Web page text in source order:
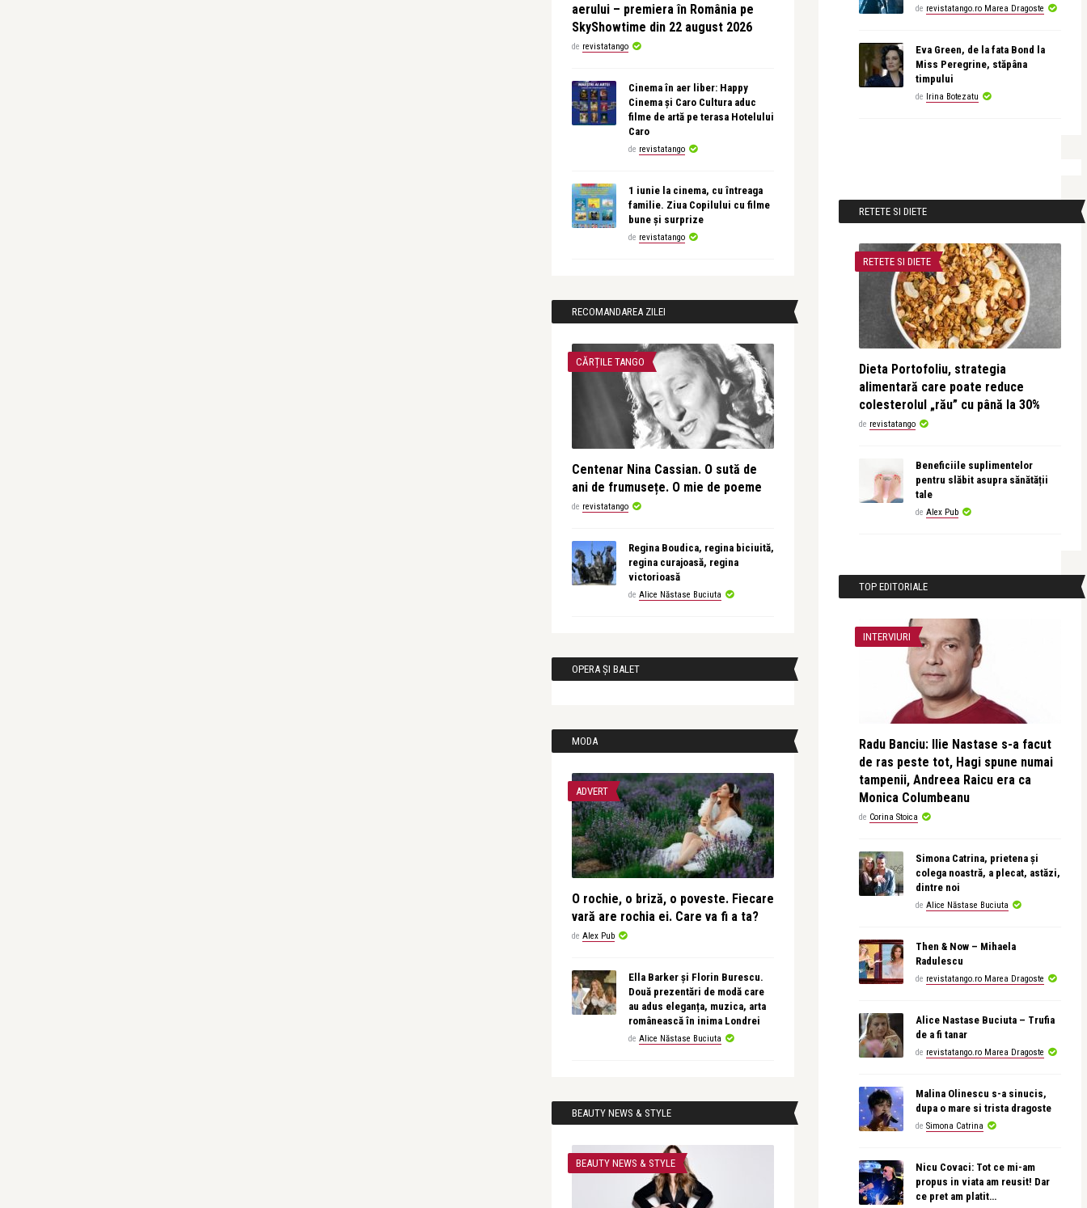
aerului – premiera în România pe
SkyShowtime din 22 august 2026
de revistatango
Cinema în aer liber: Happy
Cinema și Caro Cultura aduc
filme de artă pe terasa Hotelului
Caro
de revistatango
1 iunie la cinema, cu întreaga
familie. Ziua Copilului cu filme
bune și surprize
de revistatango
RECOMANDAREA ZILEI
CĂRȚILE TANGO
Centenar Nina Cassian. O sută de
ani de frumusețe. O mie de poeme
de revistatango
Regina Boudica, regina biciuită,
regina curajoasă, regina
victorioasă
de Alice Năstase Buciuta
OPERA ȘI BALET
MODA
ADVERT
O rochie, o briză, o poveste. Fiecare
vară are rochia ei. Care va fi a ta?
de Alex Pub
Ella Barker și Florin Burescu.
Două prezentări de modă care
au adus eleganța, muzica, arta
românească în inima Londrei
de Alice Năstase Buciuta
BEAUTY NEWS & STYLE
BEAUTY NEWS & STYLE
de revistatango.ro Marea Dragoste
Eva Green, de la fata Bond la
Miss Peregrine, stăpâna
timpului
de Irina Botezatu
RETETE SI DIETE
RETETE SI DIETE
Dieta Portofoliu, strategia
alimentară care poate reduce
colesterolul „rău” cu până la 30%
de revistatango
Beneficiile suplimentelor
pentru slăbit asupra sănătății
tale
de Alex Pub
TOP EDITORIALE
INTERVIURI
Radu Banciu: Ilie Nastase s-a facut
de ras peste tot, Hagi spune numai
tampenii, Andreea Raicu era ca
Monica Columbeanu
de Corina Stoica
Simona Catrina, prietena și
colega noastră, a plecat, astăzi,
dintre noi
de Alice Năstase Buciuta
Then & Now – Mihaela
Radulescu
de revistatango.ro Marea Dragoste
Alice Nastase Buciuta – Trufia
de a fi tanar
de revistatango.ro Marea Dragoste
Malina Olinescu s-a sinucis,
dupa o mare si trista dragoste
de Simona Catrina
Nicu Covaci: Tot ce mi-am
propus in viata am reusit! Dar
ce pret am platit…